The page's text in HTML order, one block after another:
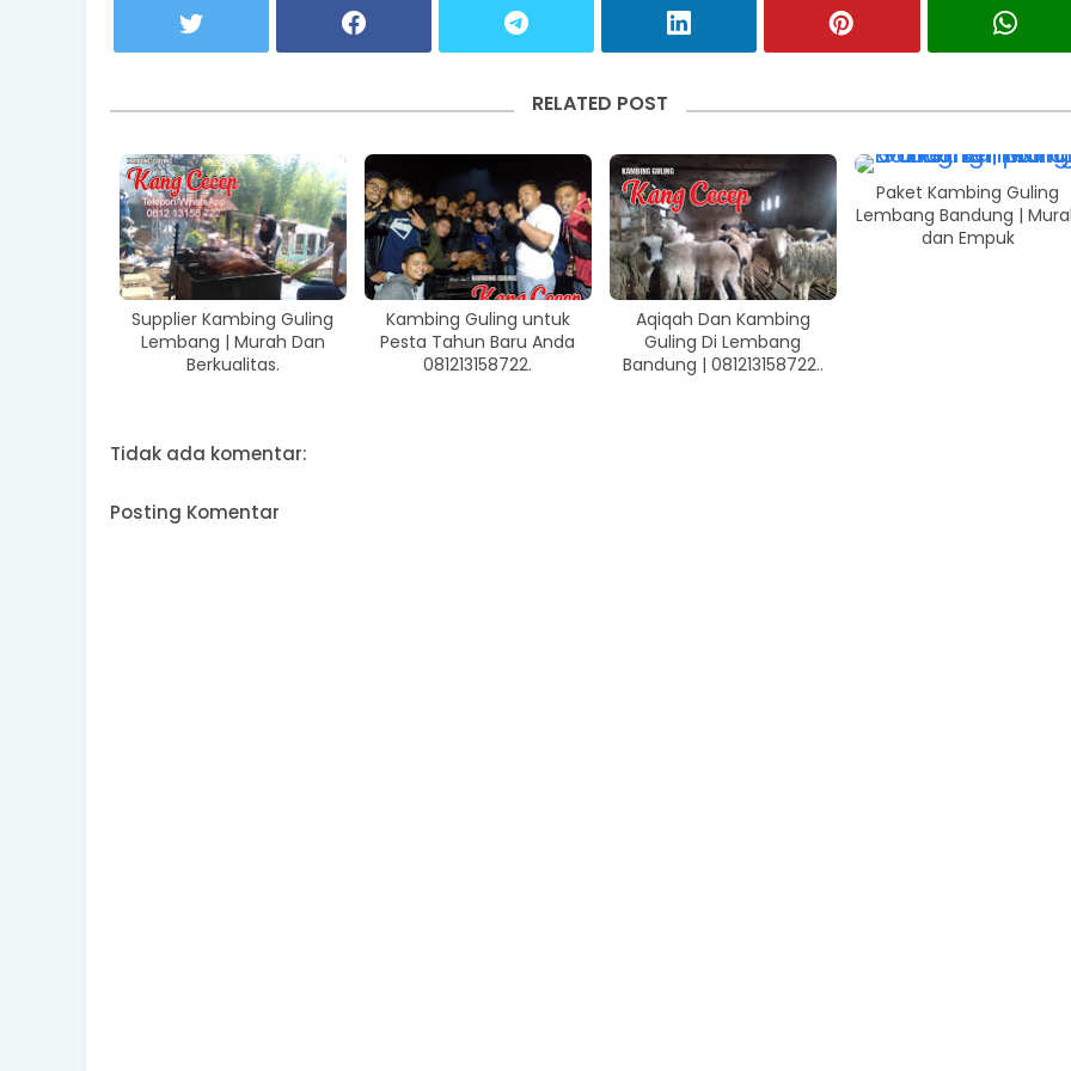
RELATED POST
Supplier Kambing Guling
Lembang | Murah Dan
Berkualitas.
Kambing Guling untuk
Pesta Tahun Baru Anda
081213158722.
Aqiqah Dan Kambing
Guling Di Lembang
Bandung | 081213158722..
Paket Kambing Guling
Lembang Bandung |
dan Empuk
Tidak ada komentar:
Posting Komentar